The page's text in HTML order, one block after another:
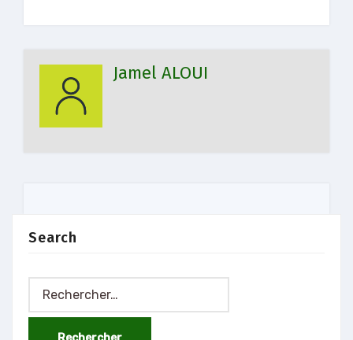
Jamel ALOUI
Search
Rechercher :